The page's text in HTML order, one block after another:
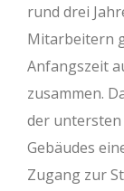
rund drei
Mitarbeitern
Anfangszeit
zusammen.
der untersten
Gebäudes
Zugang zur